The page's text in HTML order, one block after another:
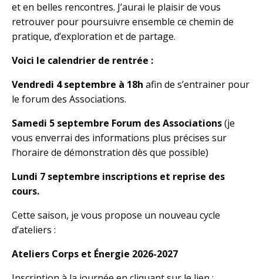
et en belles rencontres. J’aurai le plaisir de vous
retrouver pour poursuivre ensemble ce chemin de
pratique, d’exploration et de partage.
Voici le calendrier de rentrée :
Vendredi 4 septembre à 18h afin de s’entrainer pour
le forum des Associations.
Samedi 5 septembre Forum des Associations(je
vous enverrai des informations plus précises sur
l’horaire de démonstration dès que possible)
Lundi 7 septembre inscriptions et reprise des
cours.
Cette saison, je vous propose un nouveau cycle
d’ateliers :
Ateliers Corps et Énergie 2026-2027